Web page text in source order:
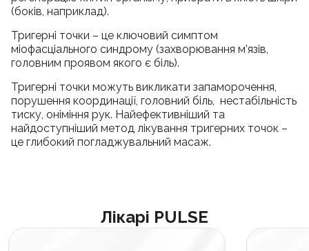
(боків, наприклад).
Тригерні точки – це ключовий симптом
міофасціального синдрому (захворювання м’язів,
головним проявом якого є біль).
Тригерні точки можуть викликати запаморочення,
порушення координації, головний біль, нестабільність
тиску, оніміння рук. Найефективніший та
найдоступніший метод лікування тригерних точок –
це глибокий погладжувальний масаж.
Лікарі PULSE